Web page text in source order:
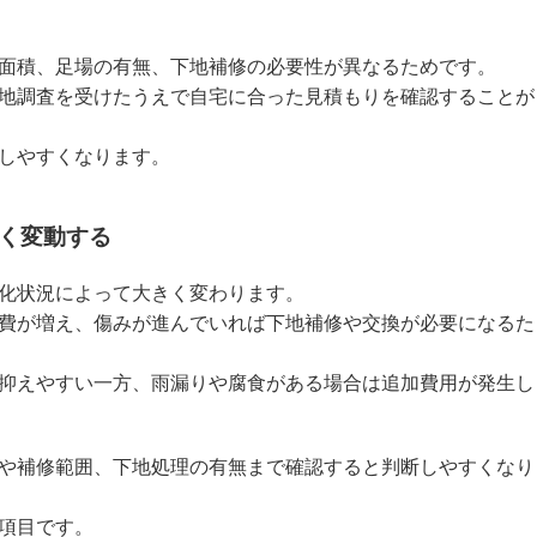
、足場の有無、下地補修の必要性が異なるためです。
調査を受けたうえで自宅に合った見積もりを確認することが
やすくなります。
変動する
状況によって大きく変わります。
が増え、傷みが進んでいれば下地補修や交換が必要になるた
えやすい一方、雨漏りや腐食がある場合は追加費用が発生し
補修範囲、下地処理の有無まで確認すると判断しやすくなり
目です。